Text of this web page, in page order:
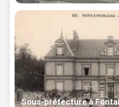
Sous-préfecture à